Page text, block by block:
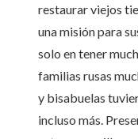
restaurar viejos
una misión para
solo en tener
familias rusas
y bisabuelas
incluso más.